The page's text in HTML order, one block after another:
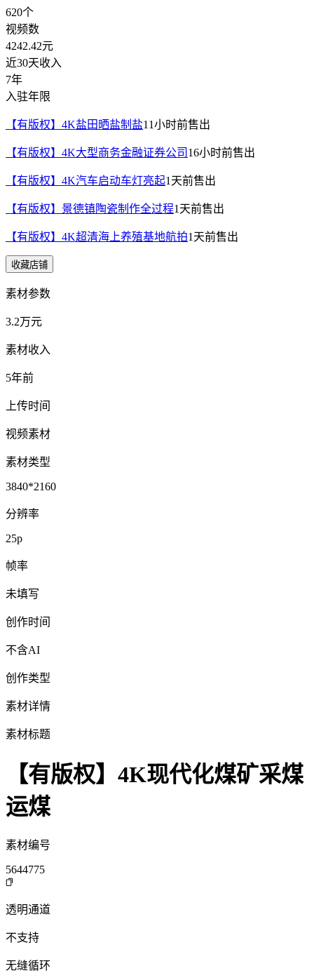
620个
视频数
4242.42元
近30天收入
7年
入驻年限
【有版权】4K盐田晒盐制盐11小时前售出
【有版权】4K大型商务金融证券公司 16小时前售出
【有版权】4K汽车启动车灯亮起1天前售出
【有版权】景德镇陶瓷制作全过程1天前售出
【有版权】4K超清海上养殖基地航拍1天前售出
收藏店铺
素材参数
3.2万元
素材收入
5年前
上传时间
视频素材
素材类型
3840*2160
分辨率
25p
帧率
未填写
创作时间
不含AI
创作类型
素材详情
素材标题
【有版权】4K现代化煤矿采煤
运煤
素材编号
5644775
透明通道
不支持
无缝循环